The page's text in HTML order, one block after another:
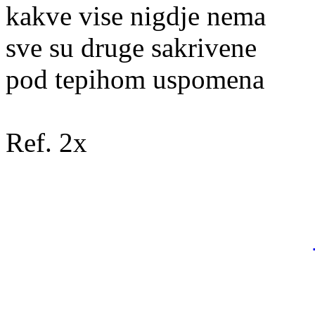
kakve vise nigdje nema
sve su druge sakrivene
pod tepihom uspomena
Ref. 2x